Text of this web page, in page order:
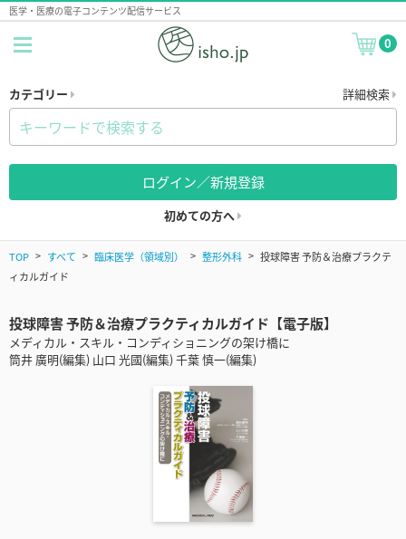
医学・医療の電子コンテンツ配信サービス
0
カテゴリー 詳細検索
ログイン／新規登録
初めての方へ
TOP すべて 臨床医学（領域別） 整形外科
投球障害 予防＆治療プラクテ
ィカルガイド
投球障害 予防＆治療プラクティカルガイド【電子版】
メディカル・スキル・コンディショニングの架け橋に
筒井 廣明(編集) 山口 光國(編集) 千葉 慎一(編集)